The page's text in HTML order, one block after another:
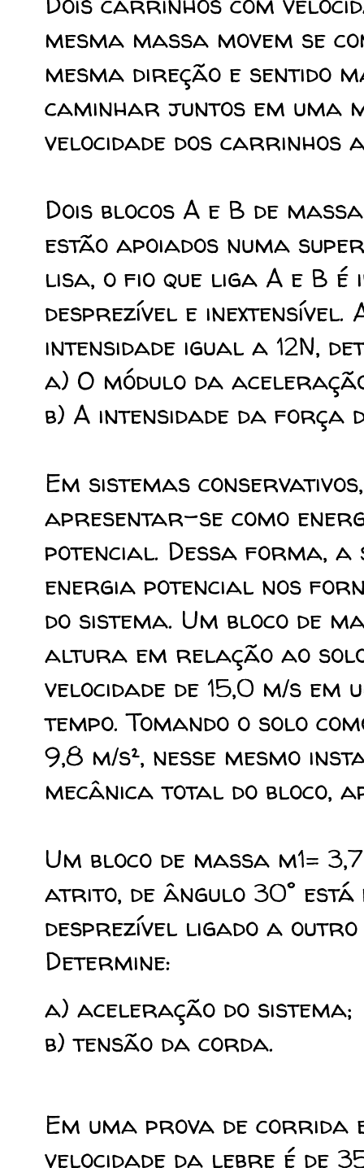
mesma massa movem se
mesma direção e sentido
caminhar juntos em uma
velocidade dos carrinhos
Dois blocos A e B de
estão apoiados numa
lisa, o fio que liga A e B é
desprezível e
intensidade igual a 12N,
a) O módulo da
b) A intensidade da força
Em sistemas
apresentar-se como
potencial. Dessa forma, a
energia potencial nos
do sistema. Um bloco de
altura em relação ao
velocidade de 15,0 m/s
tempo. Tomando o solo
9,8 m/s², nesse mesmo
mecânica total do bloco,
Um bloco de massa m1=
atrito, de ângulo 30°
desprezível ligado a outro
Determine:
a) aceleração do sistema;
b) tensão da corda.
Em uma prova de
velocidade da lebre é de